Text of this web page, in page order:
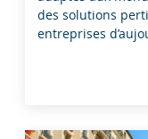
des solutions
entreprises